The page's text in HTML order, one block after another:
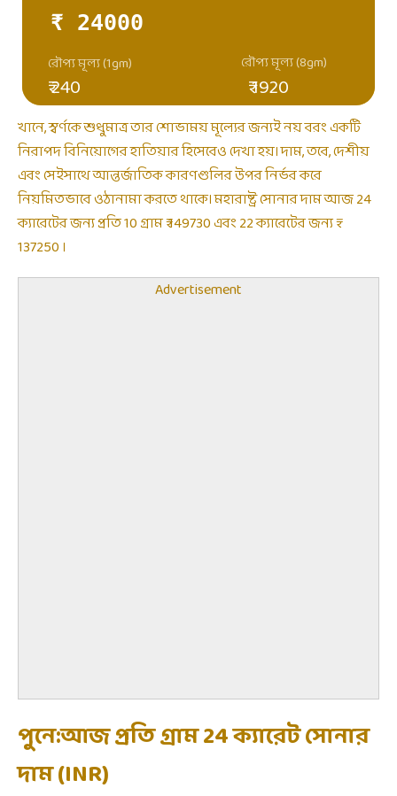
₹ 24000
₹ 240
রৌপ্য মূল্য (1gm) রৌপ্য মূল্য (8gm)
₹ 1920
খানে, স্বর্ণকে শুধুমাত্র তার শোভাময় মূল্যের জন্যই নয় বরং একটি
নিরাপদ বিনিয়োগের হাতিয়ার হিসেবেও দেখা হয়। দাম, তবে, দেশীয়
এবং সেইসাথে আন্তর্জাতিক কারণগুলির উপর নির্ভর করে
নিয়মিতভাবে ওঠানামা করতে থাকে। মহারাষ্ট্র সোনার দাম আজ 24
ক্যারেটের জন্য প্রতি 10 গ্রাম ₹ 149730 এবং 22 ক্যারেটের জন্য ₹
137250 ।
Advertisement
পুনে:আজ প্রতি গ্রাম 24 ক্যারেট সোনার
দাম (INR)